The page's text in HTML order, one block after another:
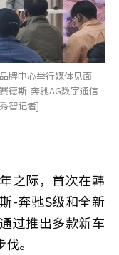
牌中心举行媒体见面
德斯-奔驰AG数字通信
智记者]
之际，首次在韩
-奔驰S级和全新
过推出多款新车
。